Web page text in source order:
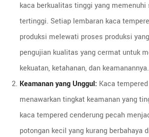
kaca berkualitas tinggi yang
tertinggi. Setiap lembaran kaca
produksi melewati proses produksi
pengujian kualitas yang cermat untuk
kekuatan, ketahanan, dan keamanannya.
Keamanan yang Unggul: Kaca
menawarkan tingkat keamanan yang
kaca tempered cenderung pecah
potongan kecil yang kurang berbahaya